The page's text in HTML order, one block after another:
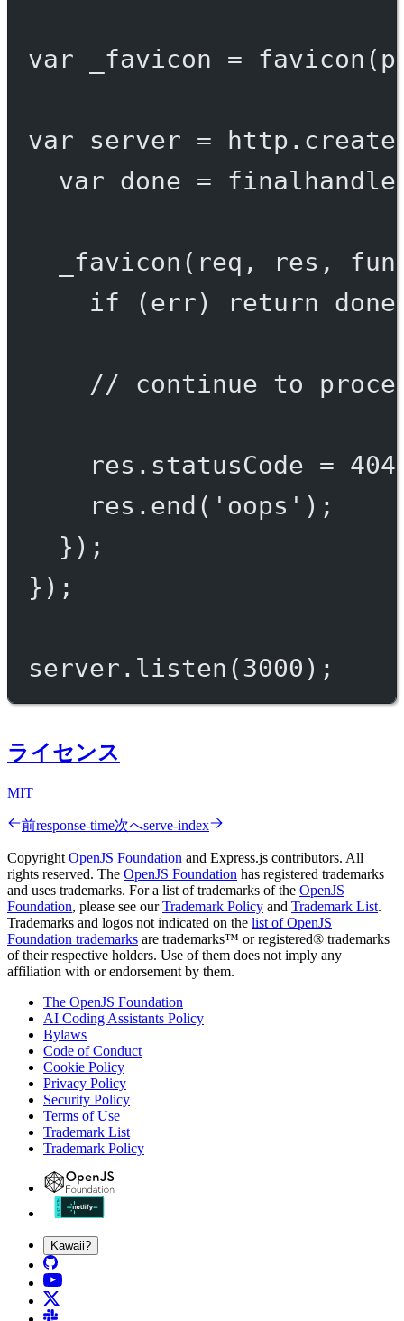
var _favicon = favicon
var server = http.
var done =
_favicon (req, res,
if (err) return done
// continue to
res.statusCode = 404
res. end ( 'oops' );
});
});
server. listen (3000 );
ライセンス
MIT
前response-time次へserve-index
Copyright OpenJS Foundation and Express.js contributors. All
rights reserved. The OpenJS Foundation has registered trademarks
and uses trademarks. For a list of trademarks of the OpenJS
Foundation, please see ourTrademark Policy and Trademark List.
Trademarks and logos not indicated on the list of OpenJS
Foundation trademarks are trademarks™ or registered® trademarks
of their respective holders. Use of them does not imply any
affiliation with or endorsement by them.
The OpenJS Foundation
AI Coding Assistants Policy
Bylaws
Code of Conduct
Cookie Policy
Privacy Policy
Security Policy
Terms of Use
Trademark List
Trademark Policy
Kawaii?